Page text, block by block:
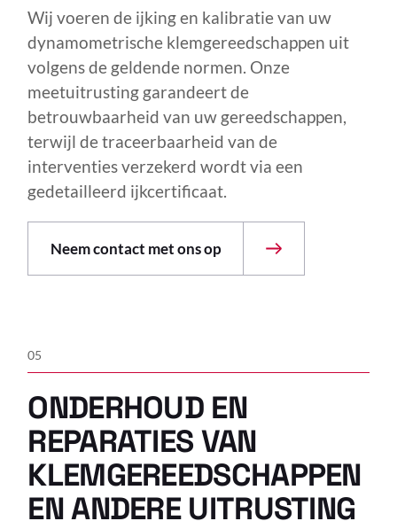
Wij voeren de ijking en kalibratie van uw
dynamometrische klemgereedschappen uit
volgens de geldende normen. Onze
meetuitrusting garandeert de
betrouwbaarheid van uw gereedschappen,
terwijl de traceerbaarheid van de
interventies verzekerd wordt via een
gedetailleerd ijkcertificaat.
Neem contact met ons op
05
ONDERHOUD EN
REPARATIES VAN
KLEMGEREEDSCHAPPEN
EN ANDERE UITRUSTING